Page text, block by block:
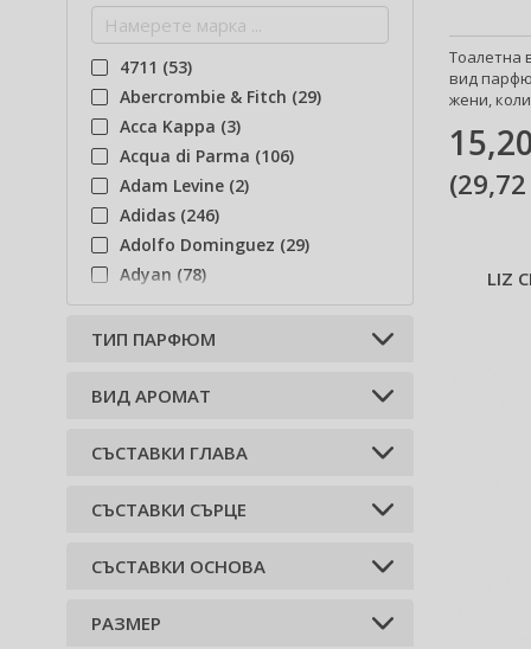
Тоалетна
вид
жени,
(
LIZ
4711 (53)
Abercrombie & Fitch (29)
Acca Kappa (3)
Acqua di Parma (106)
Adam Levine (2)
Adidas (246)
Adolfo Dominguez (29)
Adyan (78)
Afnan (86)
Agent Provocateur (13)
Ajmal (87)
Al Wataniah (79)
Alexander McQueen (2)
Alfred Sung (7)
Amouage (81)
ТИП ПАРФЮМ
Одеколон (2)
BИД АРОМАТ
Дървесен (2)
Билков (1)
СЪСТАВКИ ГЛАВА
бергамот (1)
розмарин (1)
СЪСТАВКИ СЪРЦЕ
кедър (2)
бял кактус (1)
СЪСТАВКИ ОСНОВА
мъх (1)
РАЗМЕР